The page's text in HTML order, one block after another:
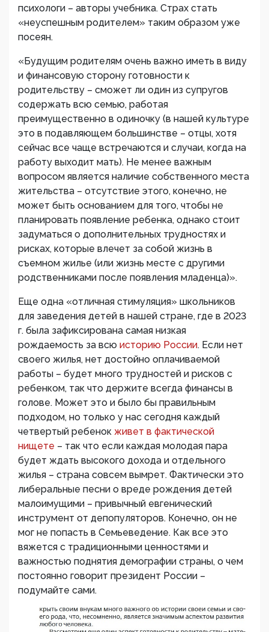
психологи – авторы учебника. Страх стать
«неуспешным родителем» таким образом уже
посеян.
«Будущим родителям очень важно иметь в виду
и финансовую сторону готовности к
родительству – сможет ли один из супругов
содержать всю семью, работая
преимущественно в одиночку (в нашей культуре
это в подавляющем большинстве – отцы, хотя
сейчас все чаще встречаются и случаи, когда на
работу выходит мать). Не менее важным
вопросом является наличие собственного места
жительства – отсутствие этого, конечно, не
может быть основанием для того, чтобы не
планировать появление ребенка, однако стоит
задуматься о дополнительных трудностях и
рисках, которые влечет за собой жизнь в
съемном жилье (или жизнь месте с другими
родственниками после появления младенца)».
Еще одна «отличная стимуляция» школьников
для заведения детей в нашей стране, где в 2023
г. была зафиксирована самая низкая
рождаемость за всю историю России. Если нет
своего жилья, нет достойно оплачиваемой
работы – будет много трудностей и рисков с
ребенком, так что держите всегда финансы в
голове. Может это и было бы правильным
подходом, но только у нас сегодня каждый
четвертый ребенок живет в фактической
нищете – так что если каждая молодая пара
будет ждать высокого дохода и отдельного
жилья – страна совсем вымрет. Фактически это
либеральные песни о вреде рождения детей
малоимущими – привычный евгенический
инструмент от депопуляторов. Конечно, он не
мог не попасть в Семьеведение. Как все это
вяжется с традиционными ценностями и
важностью поднятия демографии страны, о чем
постоянно говорит президент России –
подумайте сами.